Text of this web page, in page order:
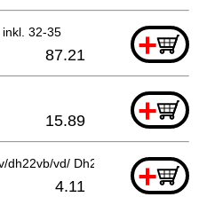
32-35 +
87.21
+
15.89
dh22vb/vd/ Dh24pb-vd/dh20pb
+
4.11